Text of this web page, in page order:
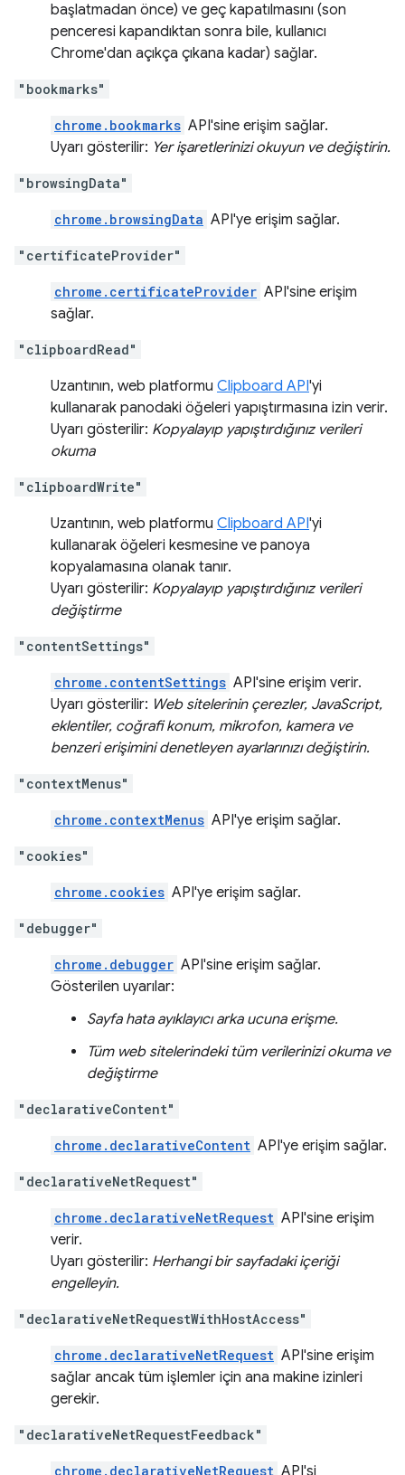
başlatmadan önce) ve geç kapatılmasını (son
penceresi kapandıktan sonra bile, kullanıcı
Chrome'dan açıkça çıkana kadar) sağlar.
"bookmarks"
chrome.bookmarks API'sine erişim sağlar.
Uyarı gösterilir: Yer işaretlerinizi okuyun ve değiştirin.
"browsingData"
chrome.browsingData API'ye erişim sağlar.
"certificateProvider"
chrome.certificateProvider API'sine erişim
sağlar.
"clipboardRead"
Uzantının, web platformu Clipboard API'yi
kullanarak panodaki öğeleri yapıştırmasına izin verir.
Uyarı gösterilir: Kopyalayıp yapıştırdığınız verileri
okuma
"clipboardWrite"
Uzantının, web platformu Clipboard API'yi
kullanarak öğeleri kesmesine ve panoya
kopyalamasına olanak tanır.
Uyarı gösterilir: Kopyalayıp yapıştırdığınız verileri
değiştirme
"contentSettings"
chrome.contentSettings API'sine erişim verir.
Uyarı gösterilir: Web sitelerinin çerezler, JavaScript,
eklentiler, coğrafi konum, mikrofon, kamera ve
benzeri erişimini denetleyen ayarlarınızı değiştirin.
"contextMenus"
chrome.contextMenus API'ye erişim sağlar.
"cookies"
chrome.cookies API'ye erişim sağlar.
"debugger"
chrome.debugger API'sine erişim sağlar.
Gösterilen uyarılar:
Sayfa hata ayıklayıcı arka ucuna erişme.
Tüm web sitelerindeki tüm verilerinizi okuma ve
değiştirme
"declarativeContent"
chrome.declarativeContent API'ye erişim sağlar.
"declarativeNetRequest"
chrome.declarativeNetRequest API'sine erişim
verir.
Uyarı gösterilir: Herhangi bir sayfadaki içeriği
engelleyin.
"declarativeNetRequestWithHostAccess"
chrome.declarativeNetRequest API'sine erişim
sağlar ancak tüm işlemler için ana makine izinleri
gerekir.
"declarativeNetRequestFeedback"
chrome.declarativeNetRequest API'si